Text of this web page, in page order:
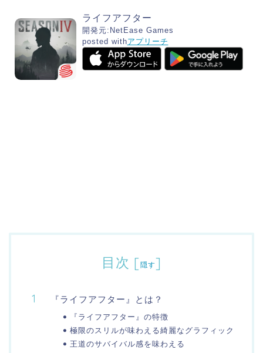
ライフアフター
開発元: NetEase Games
posted withアプリーチ
目次 [ 隠す]
『ライフアフター』とは？
『ライフアフター』の特徴
極限のスリルが味わえる綺麗なグラフィック
王道のサバイバル感を味わえる